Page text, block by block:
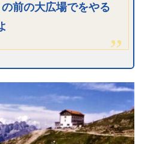
前の大広場でをやる